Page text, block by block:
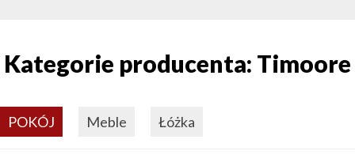
Kategorie producenta: Timoore
POKÓJ Meble Łóżka